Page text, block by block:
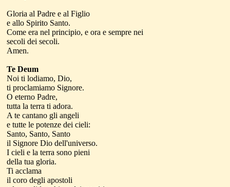
Gloria al Padre e al Figlio
e allo Spirito Santo.
Come era nel principio, e ora e sempre nei
secoli dei secoli.
Amen.
Te Deum
Noi ti lodiamo, Dio,
ti proclamiamo Signore.
O eterno Padre,
tutta la terra ti adora.
A te cantano gli angeli
e tutte le potenze dei cieli:
Santo, Santo, Santo
il Signore Dio dell'universo.
I cieli e la terra sono pieni
della tua gloria.
Ti acclama
il coro degli apostoli